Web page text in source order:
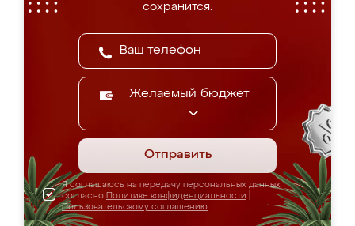
сохранится.
Желаемый бюджет
Отправить
Я соглашаюсь на передачу персональных данных
согласно Политике конфиденциальности
Пользовательскому соглашению